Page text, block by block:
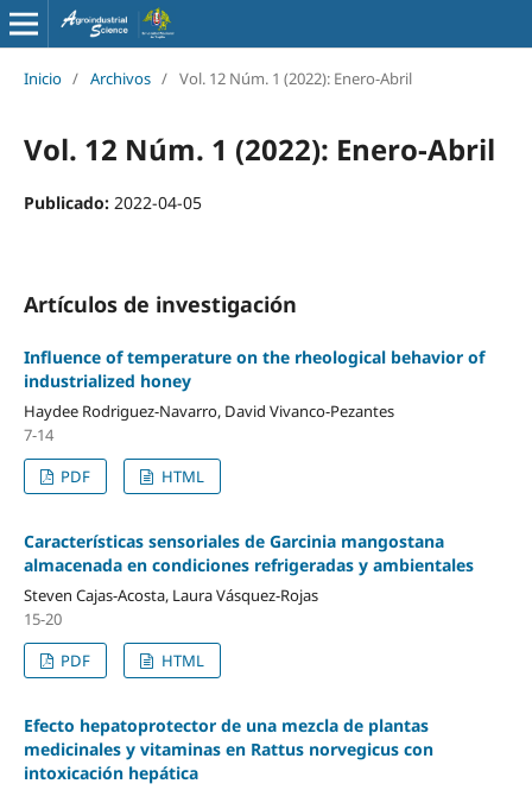
Inicio / Archivos / Vol. 12 Núm. 1 (2022): Enero-Abril
Vol. 12 Núm. 1 (2022): Enero-Abril
Publicado: 2022-04-05
Artículos de investigación
Influence of temperature on the rheological behavior of
industrialized honey
Haydee Rodriguez-Navarro, David Vivanco-Pezantes
7-14
PDF
HTML
Características sensoriales de Garcinia mangostana
almacenada en condiciones refrigeradas y ambientales
Steven Cajas-Acosta, Laura Vásquez-Rojas
15-20
PDF
HTML
Efecto hepatoprotector de una mezcla de plantas
medicinales y vitaminas en Rattus norvegicus con
intoxicación hepática